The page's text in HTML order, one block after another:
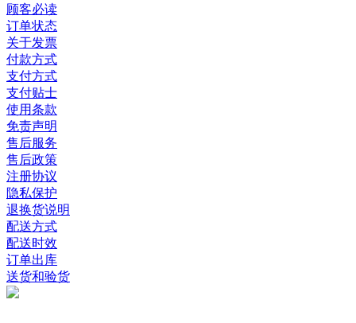
顾客必读
订单状态
关于发票
付款方式
支付方式
支付贴士
使用条款
免责声明
售后服务
售后政策
注册协议
隐私保护
退换货说明
配送方式
配送时效
订单出库
送货和验货